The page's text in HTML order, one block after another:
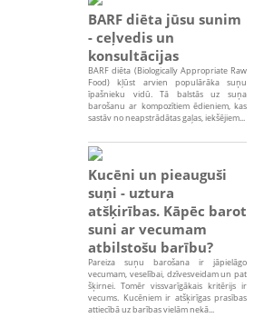
BARF diēta jūsu sunim
- ceļvedis un
konsultācijas
BARF diēta (Biologically Appropriate Raw
Food) kļūst arvien populārāka suņu
īpašnieku vidū. Tā balstās uz suņa
barošanu ar kompozītiem ēdieniem, kas
sastāv no neapstrādātas gaļas, iekšējiem...
Kucēni un pieauguši
suņi - uztura
atšķirības. Kāpēc barot
suni ar vecumam
atbilstošu barību?
Pareiza suņu barošana ir jāpielāgo
vecumam, veselībai, dzīvesveidam un pat
šķirnei. Tomēr vissvarīgākais kritērijs ir
vecums. Kucēniem ir atšķirīgas prasības
attiecībā uz barības vielām nekā...